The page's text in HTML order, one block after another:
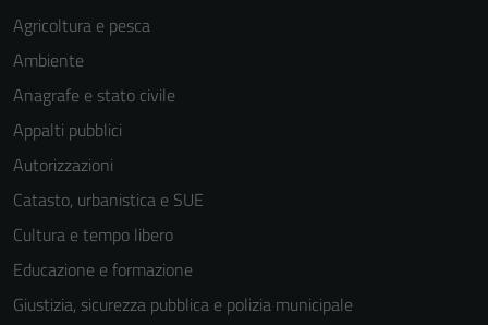
Agricoltura e pesca
Ambiente
Anagrafe e stato civile
Appalti pubblici
Autorizzazioni
Catasto, urbanistica e SUE
Cultura e tempo libero
Educazione e formazione
Giustizia, sicurezza pubblica e polizia municipale